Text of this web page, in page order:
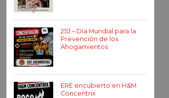
25J – Día Mundial para la
Prevención de los
Ahogamientos
ERE encubierto en H&M
Concentrix